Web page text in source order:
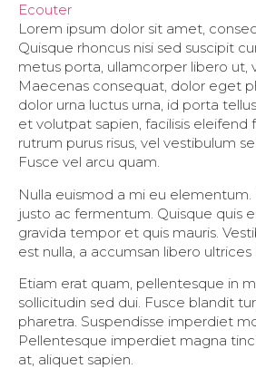
Ecouter
Lorem ipsum dolor sit amet,
Quisque rhoncus nisi sed suscipit
metus porta, ullamcorper libero ut,
Maecenas consequat, dolor eget
dolor urna luctus urna, id porta
et volutpat sapien, facilisis eleifend
rutrum purus risus, vel vestibulum
Fusce vel arcu quam.
Nulla euismod a mi eu elementum.
justo ac fermentum. Quisque quis
gravida tempor et quis mauris.
est nulla, a accumsan libero ultrices
Etiam erat quam, pellentesque in
sollicitudin sed dui. Fusce blandit
pharetra. Suspendisse imperdiet
Pellentesque imperdiet magna
at, aliquet sapien.